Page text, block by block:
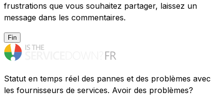
frustrations que vous souhaitez partager, laissez un
message dans les commentaires.
Fin
Statut en temps réel des pannes et des problèmes avec
les fournisseurs de services. Avoir des problèmes?